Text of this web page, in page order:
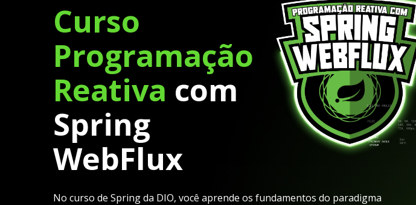
Curso
Programação
Reativa com
Spring
WebFlux
No curso de Spring da DIO, você aprende os fundamentos do paradigma